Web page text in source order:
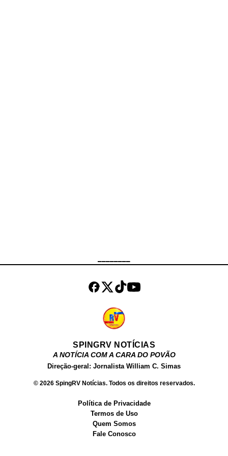
onde vende conteúdos produzidos
por ela para o público adulto. Além
dos filmes, ela ve...
SPINGRV NOTÍCIAS
A NOTÍCIA COM A CARA DO POVÃO
Direção-geral: Jornalista William C. Simas
© 2026 SpingRV Notícias. Todos os direitos reservados.
Política de Privacidade
Termos de Uso
Quem Somos
Fale Conosco